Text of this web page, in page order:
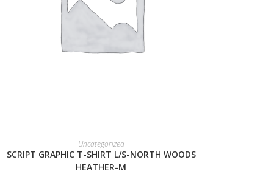
READ MORE
Uncategorized
SCRIPT GRAPHIC T-SHIRT L/S-NORTH WOODS
HEATHER-M